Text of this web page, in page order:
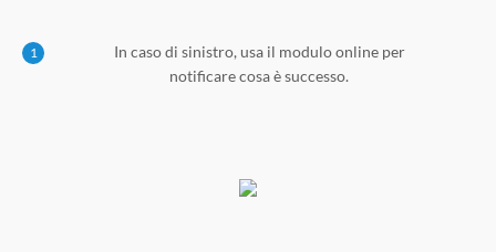
1
In caso di sinistro, usa il modulo online per
notificare cosa è successo.